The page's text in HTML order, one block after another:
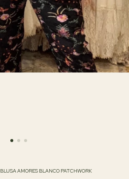
BLUSA AMORES BLANCO PATCHWORK